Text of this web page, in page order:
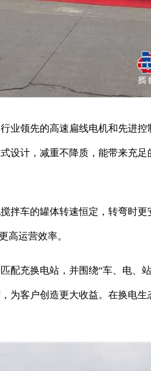
领先的高速扁线电机和先进控
设计，减重不降质，能带来充
车的罐体转速恒定，转弯时更
高运营效率。
充换电站，并围绕“车、电、
为客户创造更大收益。在换电